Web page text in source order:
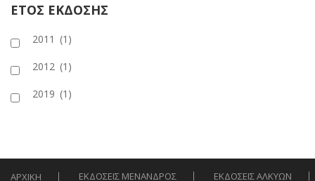
ΕΤΟΣ ΕΚΔΟΣΗΣ
2011 (1)
2012 (1)
2019 (1)
ΑΡΧΙΚΗ ΕΚΔΟΣΕΙΣ ΜΕΝΑΝΔΡΟΣ
ΕΚΔΟΣΕΙΣ ΑΛΚΥΩΝ